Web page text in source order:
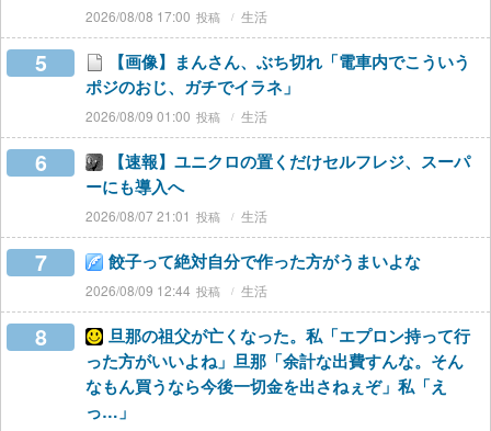
2026/08/08 17:00 生活
5
【画像】まんさん、ぶち切れ「電車内でこういう
ポジのおじ、ガチでイラネ」
2026/08/09 01:00 生活
6
【速報】ユニクロの置くだけセルフレジ、スーパ
ーにも導入へ
2026/08/07 21:01 生活
7 餃子って絶対自分で作った方がうまいよな
2026/08/09 12:44 生活
8
旦那の祖父が亡くなった。私「エプロン持って行
った方がいいよね」旦那「余計な出費すんな。そん
なもん買うなら今後一切金を出さねぇぞ」私「え
っ…」